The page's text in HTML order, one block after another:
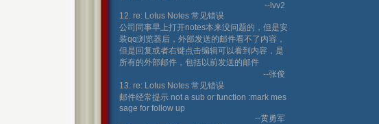
--lvv2
12. re: Lotus Notes 常见错误
公司同事早上打开notes本来没问题的，但是安
装qq浏览器后，外部发送的邮件看不了内容，
但是回复或者右键点击编辑可以看到内容，是
所有的外部邮件，包括以前发送的邮件
--张俊
13. re: Lotus Notes 常见错误
邮件经常提示 not a sub or function :mark mes
sage for follow up
--黄勇军